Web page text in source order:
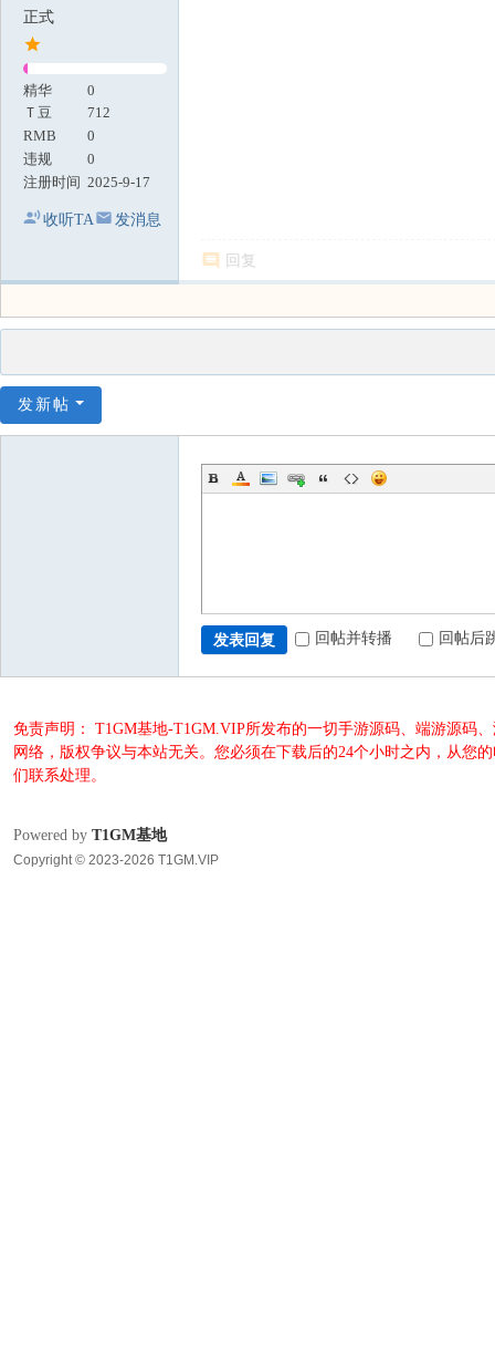
正式
精华
0
Ｔ豆
712
RMB
0
违规
0
注册时间 2025-9-17
收听TA 发消息
回复
发新帖
发表回复 回帖并转播 回帖后
免责声明： T1GM基地-T1GM.VIP所发布的一切手游源码、端游源码
网络，版权争议与本站无关。您必须在下载后的24个小时之内，从您
们联系处理。
Powered by T1GM基地
Copyright © 2023-2026 T1GM.VIP